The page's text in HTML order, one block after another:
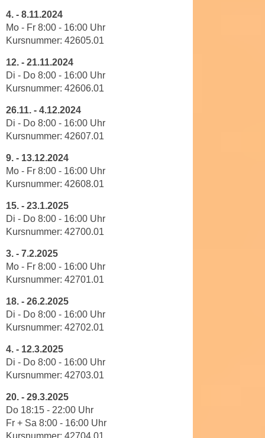
4. - 8.11.2024
Mo - Fr 8:00 - 16:00 Uhr
Kursnummer: 42605.01
12. - 21.11.2024
Di - Do 8:00 - 16:00 Uhr
Kursnummer: 42606.01
26.11. - 4.12.2024
Di - Do 8:00 - 16:00 Uhr
Kursnummer: 42607.01
9. - 13.12.2024
Mo - Fr 8:00 - 16:00 Uhr
Kursnummer: 42608.01
15. - 23.1.2025
Di - Do 8:00 - 16:00 Uhr
Kursnummer: 42700.01
3. - 7.2.2025
Mo - Fr 8:00 - 16:00 Uhr
Kursnummer: 42701.01
18. - 26.2.2025
Di - Do 8:00 - 16:00 Uhr
Kursnummer: 42702.01
4. - 12.3.2025
Di - Do 8:00 - 16:00 Uhr
Kursnummer: 42703.01
20. - 29.3.2025
Do 18:15 - 22:00 Uhr
Fr + Sa 8:00 - 16:00 Uhr
Kursnummer: 42704.01
h
n
n
d
a
r
ü
b
r
h
n
a
u
s
e
i
e
a
n
g
e
n
h
m
e
e
r
h
o
b
e
e
n
e
r
s
o
n
e
b
e
o
g
e
n
e
n
a
t
e